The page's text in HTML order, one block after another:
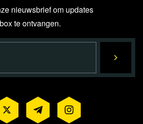
nieuwsbrief om updates
te ontvangen.